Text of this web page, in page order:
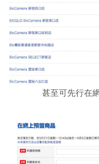
甚至可先行在